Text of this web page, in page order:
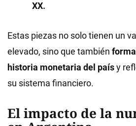
XX.
Estas piezas no solo tienen un
elevado, sino que también
historia monetaria del paísy
su sistema financiero.
El impacto de la